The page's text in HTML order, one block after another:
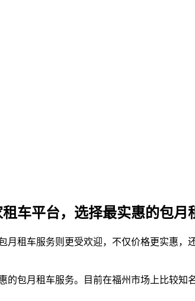
车平台，选择最实惠的包月
月租车服务则更受欢迎，不仅价格更实惠
包月租车服务。目前在福州市场上比较